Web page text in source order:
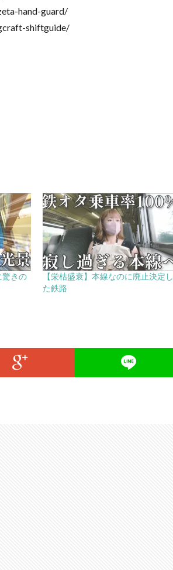
hand-guard/
shiftguide/
驚きの
【栄枯盛衰】本線なのに廃止決定し
た鉄路